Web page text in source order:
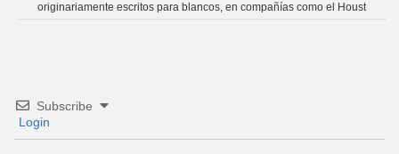
originariamente escritos para blancos, en compañías como el Houst
Subscribe
Login